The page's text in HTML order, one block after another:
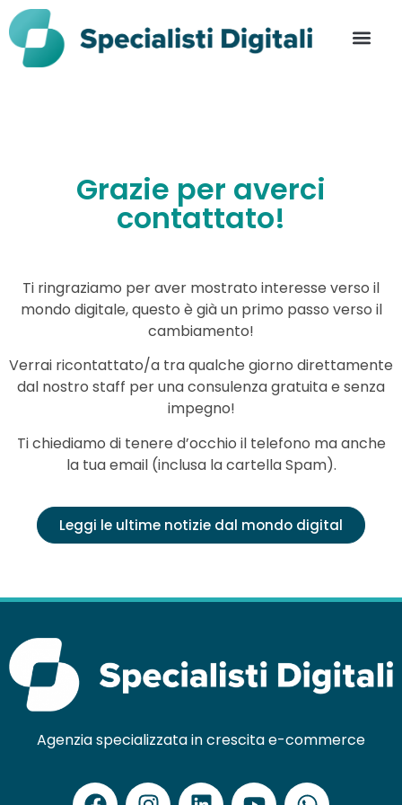
Grazie per averci
contattato!
Ti ringraziamo per aver mostrato interesse verso il
mondo digitale, questo è già un primo passo verso il
cambiamento!
Verrai ricontattato/a tra qualche giorno direttamente
dal nostro staff per una consulenza gratuita e senza
impegno!
Ti chiediamo di tenere d’occhio il telefono ma anche
la tua email (inclusa la cartella Spam).
Leggi le ultime notizie dal mondo digital
Agenzia specializzata in crescita e-commerce